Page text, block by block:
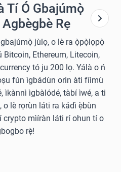
Tí Ó Gbajúmọ̀
Rẹ
jùlọ, o lè ra ọ̀pọ̀lọpọ̀
Ethereum, Litecoin,
tó ju 200 lọ. Yálà o ń
fún ìgbádùn orin àti fíìmù
ìkànnì ìgbàlódé, tàbí ìwé, a ti
o lè rọrùn láti ra kádì ẹ̀bùn
crypto mìíràn láti rí ohun tí o
rẹ̀!